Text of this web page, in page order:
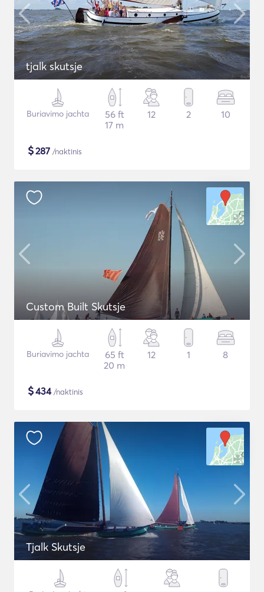
tjalk skutsje
Buriavimo jachta
56 ft
17 m
12 2 10
$287 /naktinis
Custom Built Skutsje
Buriavimo jachta
65 ft
20 m
12 1 8
$434/naktinis
Tjalk Skutsje